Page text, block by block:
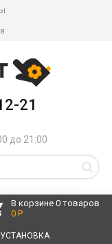
21
до 21:00
В корзине 0 товаров
0 Р
УСТАНОВКА